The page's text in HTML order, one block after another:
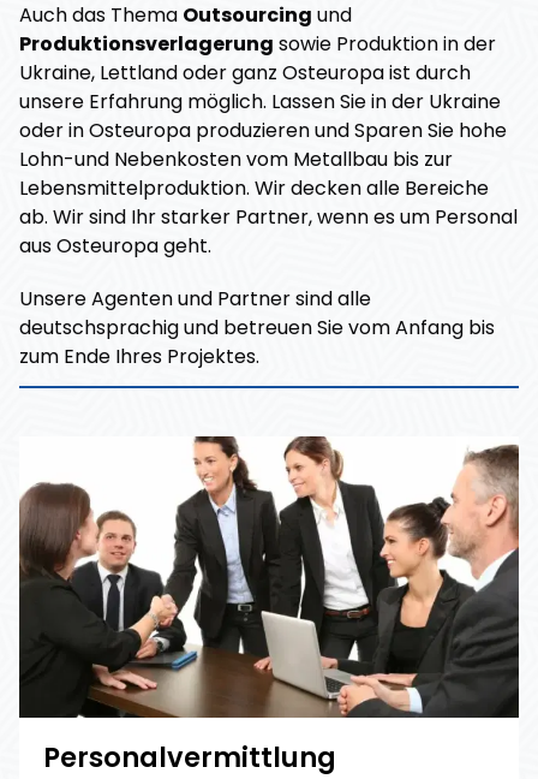
Auch das Thema Outsourcing und
Produktionsverlagerung sowie Produktion in der
Ukraine, Lettland oder ganz Osteuropa ist durch
unsere Erfahrung möglich. Lassen Sie in der Ukraine
oder in Osteuropa produzieren und Sparen Sie hohe
Lohn-und Nebenkosten vom Metallbau bis zur
Lebensmittelproduktion. Wir decken alle Bereiche
ab. Wir sind Ihr starker Partner, wenn es um Personal
aus Osteuropa geht.
Unsere Agenten und Partner sind alle
deutschsprachig und betreuen Sie vom Anfang bis
zum Ende Ihres Projektes.
Personalvermittlung